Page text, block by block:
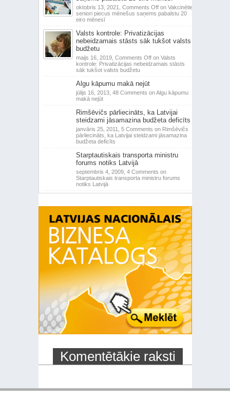
oktobris 13, 2021, Comments Offon Vakcinētie
seniori piecus mēnešus saņems pabalstu 20
eiro mēnesī
Valsts kontrole: Privatizācijas
nebeidzamais stāsts sāk tukšot valsts
budžetu
maijs 16, 2019, Comments Offon Valsts
kontrole: Privatizācijas nebeidzamais stāsts
sāk tukšot valsts budžetu
Algu kāpumu makā nejūt
jūlijs 16, 2013, 48 Comments on Algu kāpumu
makā nejūt
Rimšēvičs pārliecināts, ka Latvijai
steidzami jāsamazina budžeta deficīts
janvāris 25, 2011, 5 Comments on Rimšēvičs
pārliecināts, ka Latvijai steidzami jāsamazina
budžeta deficīts
Starptautiskais transporta ministru
forums notiks Latvijā
septembris 4, 2009, 4 Comments on
Starptautiskais transporta ministru forums
notiks Latvijā
Komentētākie raksti